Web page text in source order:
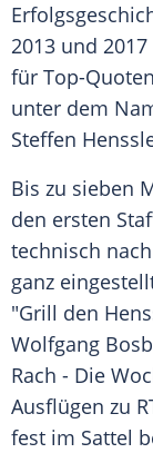
2013 und
für Top-
unter dem
Steffen
Bis zu sieben
den ersten
technisch
ganz
"Grill den
Wolfgang
Rach - Die
Ausflügen zu
fest im Sattel